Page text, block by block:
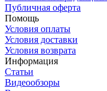
Публичная оферта
Помощь
Условия оплаты
Условия доставки
Условия возврата
Информация
Статьи
Видеообзоры